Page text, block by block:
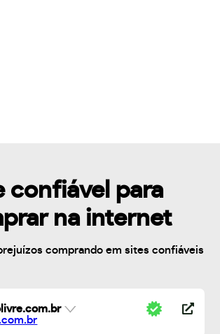
confiável para
na internet
comprando em sites confiáveis